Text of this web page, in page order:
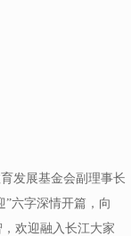
发展基金会副理事长
”六字深情开篇，向
欢迎融入长江大家